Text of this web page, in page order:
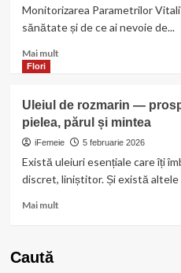
Monitorizarea Parametrilor
sănătate și de ce ai nevoie de...
Mai multRead
Sănătate
Online:
Ghid
Complet
Monitorizarea
Flori
Uleiul de rozmarin —
pielea, părul și mintea
iFemeie 5 februarie 2026
Există uleiuri esențiale care îți
discret, liniștitor. Și există altele
Mai multRead
Caută